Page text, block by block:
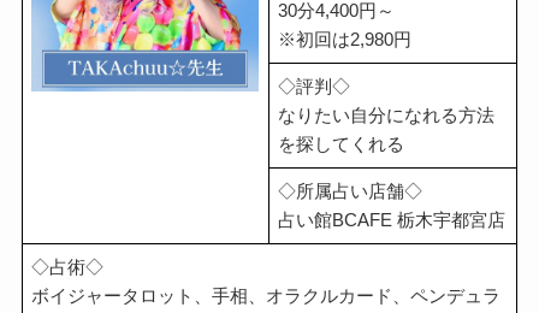
30分4,400円～
※初回は2,980円
◇評判◇
なりたい自分になれる方法
を探してくれる
◇所属占い店舗◇
占い館BCAFE 栃木宇都宮店
◇占術◇
ボイジャータロット、手相、オラクルカード、ペンデュラ